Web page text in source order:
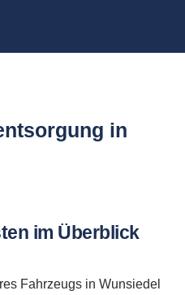
in
im Überblick
Fahrzeugs in Wunsiedel